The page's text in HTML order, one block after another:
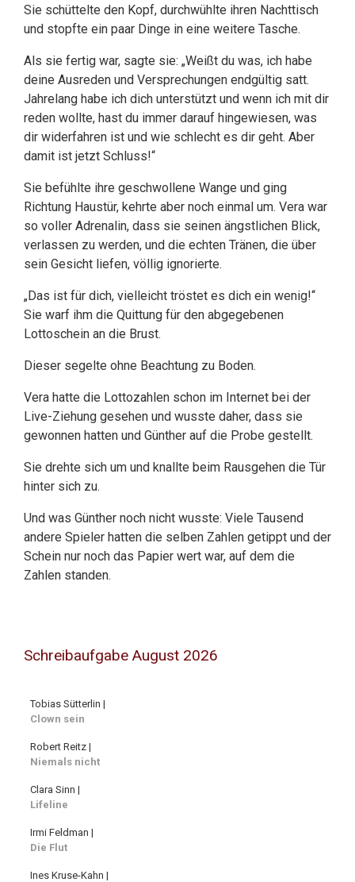
Sie schüttelte den Kopf, durchwühlte ihren Nachttisch
und stopfte ein paar Dinge in eine weitere Tasche.
Als sie fertig war, sagte sie: „Weißt du was, ich habe
deine Ausreden und Versprechungen endgültig satt.
Jahrelang habe ich dich unterstützt und wenn ich mit dir
reden wollte, hast du immer darauf hingewiesen, was
dir widerfahren ist und wie schlecht es dir geht. Aber
damit ist jetzt Schluss!“
Sie befühlte ihre geschwollene Wange und ging
Richtung Haustür, kehrte aber noch einmal um. Vera war
so voller Adrenalin, dass sie seinen ängstlichen Blick,
verlassen zu werden, und die echten Tränen, die über
sein Gesicht liefen, völlig ignorierte.
„Das ist für dich, vielleicht tröstet es dich ein wenig!“
Sie warf ihm die Quittung für den abgegebenen
Lottoschein an die Brust.
Dieser segelte ohne Beachtung zu Boden.
Vera hatte die Lottozahlen schon im Internet bei der
Live-Ziehung gesehen und wusste daher, dass sie
gewonnen hatten und Günther auf die Probe gestellt.
Sie drehte sich um und knallte beim Rausgehen die Tür
hinter sich zu.
Und was Günther noch nicht wusste: Viele Tausend
andere Spieler hatten die selben Zahlen getippt und der
Schein nur noch das Papier wert war, auf dem die
Zahlen standen.
Schreibaufgabe August 2026
Tobias Sütterlin |
Clown sein
Robert Reitz |
Niemals nicht
Clara Sinn |
Lifeline
Irmi Feldman |
Die Flut
Ines Kruse-Kahn |